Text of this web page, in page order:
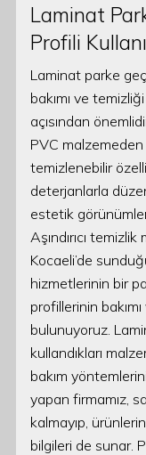
Laminat
Profili
Laminat parke
bakımı ve
açısından
PVC
temizlenebilir
deterjanlarla
estetik
Aşındırıcı temizlik
Kocaeli’de
hizmetlerinin bir
profillerinin
bulunuyoruz.
kullandıkları
bakım
yapan firmamız,
kalmayıp,
bilgileri de sunar.